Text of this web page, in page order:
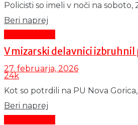
Policisti so imeli v noči na
Beri naprej
V mizarski delavnici izbruhnil
27. februarja, 2026
24k
Kot so potrdili na PU Nova
Beri naprej